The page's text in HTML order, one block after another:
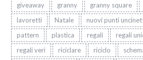
giveaway
granny granny square
lavoretti
Natale nuovi punti
pattern
plastica regali
regali
regali veri
riciclare riciclo